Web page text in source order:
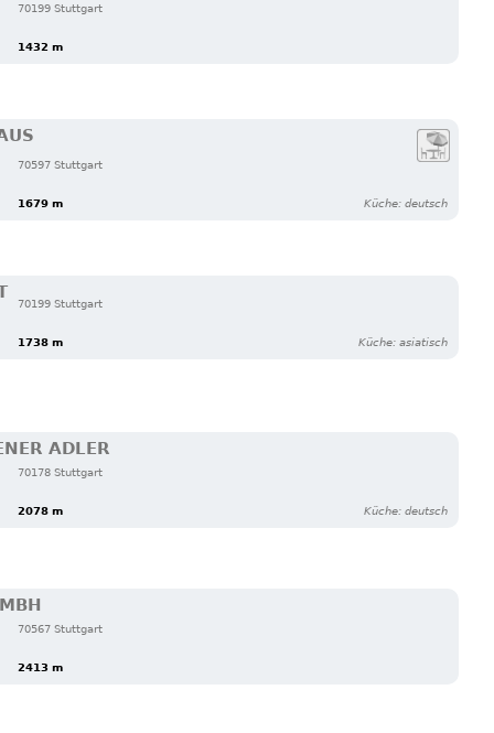
70199 Stuttgart
1432 m
70597 Stuttgart
1679 m Küche: deutsch
70199 Stuttgart
1738 m Küche: asiatisch
ADLER
70178 Stuttgart
2078 m Küche: deutsch
70567 Stuttgart
2413 m